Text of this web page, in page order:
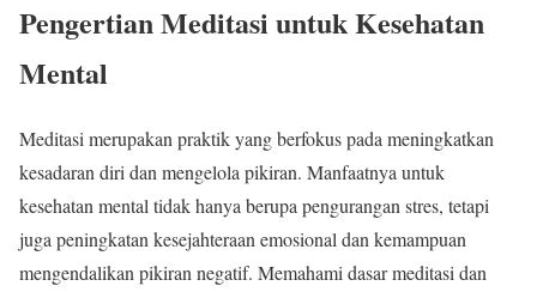
Pengertian Meditasi untuk Kesehatan
Mental
Meditasi merupakan praktik yang berfokus pada meningkatkan
kesadaran diri dan mengelola pikiran. Manfaatnya untuk
kesehatan mental tidak hanya berupa pengurangan stres, tetapi
juga peningkatan kesejahteraan emosional dan kemampuan
mengendalikan pikiran negatif. Memahami dasar meditasi dan